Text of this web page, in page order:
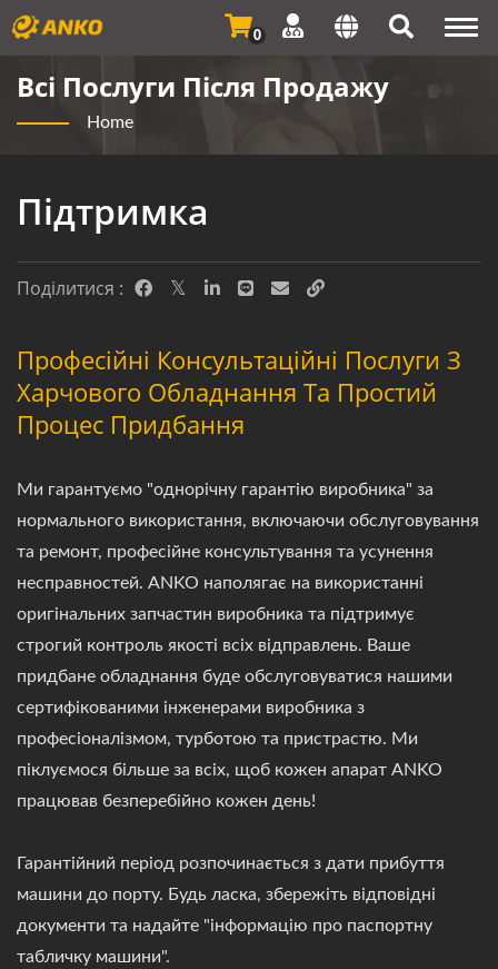
0
Всі Послуги Після Продажу
Home
Підтримка
Поділитися :
Професійні Консультаційні Послуги З
Харчового Обладнання Та Простий
Процес Придбання
Ми гарантуємо "однорічну гарантію виробника" за
нормального використання, включаючи обслуговування
та ремонт, професійне консультування та усунення
несправностей. ANKO наполягає на використанні
оригінальних запчастин виробника та підтримує
строгий контроль якості всіх відправлень. Ваше
придбане обладнання буде обслуговуватися нашими
сертифікованими інженерами виробника з
професіоналізмом, турботою та пристрастю. Ми
піклуємося більше за всіх, щоб кожен апарат ANKO
працював безперебійно кожен день!
Гарантійний період розпочинається з дати прибуття
машини до порту. Будь ласка, збережіть відповідні
документи та надайте "інформацію про паспортну
табличку машини".